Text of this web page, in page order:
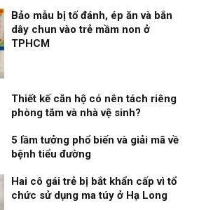
Bảo mẫu bị tố đánh, ép ăn và bắn
dây chun vào trẻ mầm non ở
TPHCM
Thiết kế căn hộ có nên tách riêng
phòng tắm và nhà vệ sinh?
5 lầm tưởng phổ biến và giải mã về
bệnh tiểu đường
Hai cô gái trẻ bị bắt khẩn cấp vì tổ
chức sử dụng ma túy ở Hạ Long